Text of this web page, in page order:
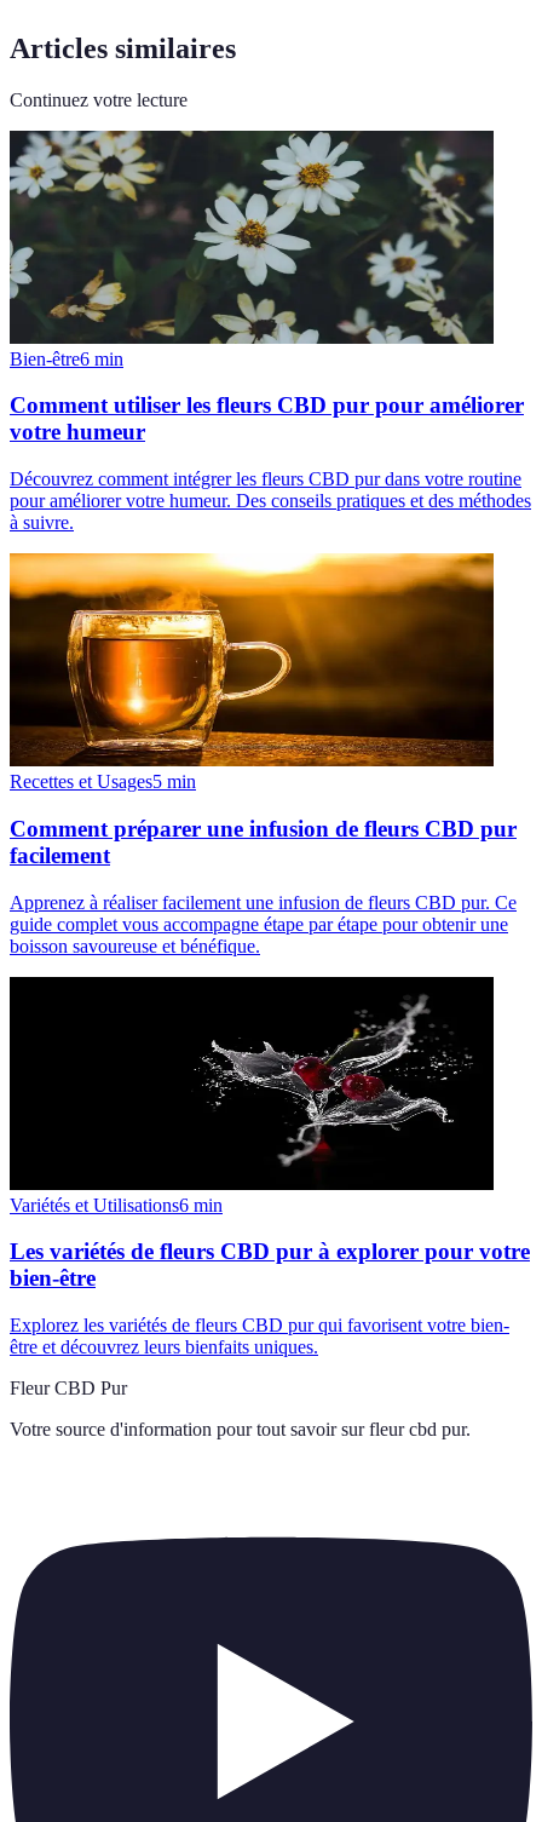
Articles similaires
Continuez votre lecture
Bien-être6 min
Comment utiliser les fleurs CBD pur pour améliorer
votre humeur
Découvrez comment intégrer les fleurs CBD pur dans votre routine
pour améliorer votre humeur. Des conseils pratiques et des méthodes
à suivre.
Recettes et Usages5 min
Comment préparer une infusion de fleurs CBD pur
facilement
Apprenez à réaliser facilement une infusion de fleurs CBD pur. Ce
guide complet vous accompagne étape par étape pour obtenir une
boisson savoureuse et bénéfique.
Variétés et Utilisations6 min
Les variétés de fleurs CBD pur à explorer pour votre
bien-être
Explorez les variétés de fleurs CBD pur qui favorisent votre bien-
être et découvrez leurs bienfaits uniques.
Fleur CBD Pur
Votre source d'information pour tout savoir sur fleur cbd pur.